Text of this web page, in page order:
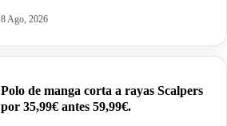
8 Ago, 2026
Polo de manga corta a rayas Scalpers
por 35,99€ antes 59,99€.